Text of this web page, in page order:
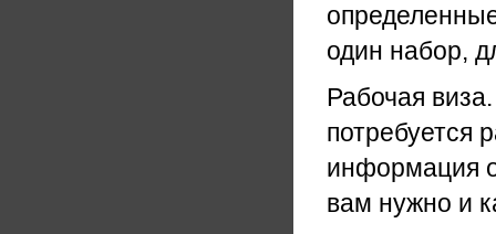
один набор,
Рабочая
потребуется
информация
вам нужно и